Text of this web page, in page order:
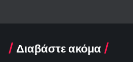
Διαβάστε ακόμα